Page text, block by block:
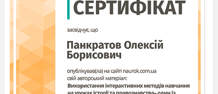
або повнозначних, які мають і
лексичне, і граматичне значення та три
службових або неповнозначних, що не мають
лексичного значення,а виконують службову
функцію для зв'язку повнозначних слів у
речен
ні. Окремою частиною мови є вигук
III.Повідомлення теми, мети й завдань